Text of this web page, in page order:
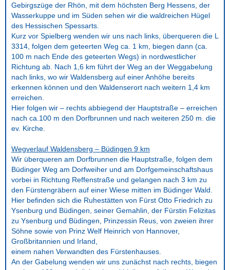
Gebirgszüge der Rhön, mit dem höchsten Berg Hessens, der
Wasserkuppe und im Süden sehen wir die waldreichen Hügel
des Hessischen Spessarts.
Kurz vor Spielberg wenden wir uns nach links, überqueren die L
3314, folgen dem geteerten Weg ca. 1 km, biegen dann (ca.
100 m nach Ende des geteerten Wegs) in nordwestlicher
Richtung ab. Nach 1,6 km führt der Weg an der Weggabelung
nach links, wo wir Waldensberg auf einer Anhöhe bereits
erkennen können und den Waldenserort nach weitern 1,4 km
erreichen.
Hier folgen wir – rechts abbiegend der Hauptstraße – erreichen
nach ca.100 m den Dorfbrunnen und nach weiteren 250 m. die
ev. Kirche.
Wegverlauf Waldensberg – Büdingen 9 km
Wir überqueren am Dorfbrunnen die Hauptstraße, folgen dem
Büdinger Weg am Dorfweiher und am Dorfgemeinschaftshaus
vorbei in Richtung Reffenstraße und gelangen nach 3 km zu
den Fürstengräbern auf einer Wiese mitten im Büdinger Wald.
Hier befinden sich die Ruhestätten von Fürst Otto Friedrich zu
Ysenburg und Büdingen, seiner Gemahlin, der Fürstin Felizitas
zu Ysenburg und Büdingen, Prinzessin Reus, von zweien ihrer
Söhne sowie von Prinz Welf Heinrich von Hannover,
Großbritannien und Irland,
einem nahen Verwandten des Fürstenhauses.
An der Gabelung wenden wir uns zunächst nach rechts, biegen